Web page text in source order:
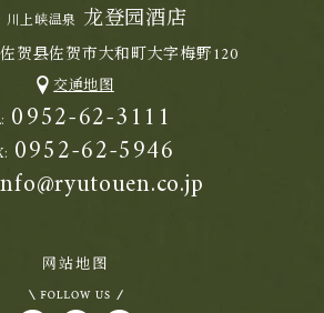
川上峡温泉 龙登园酒店
贺县佐贺市大和町大字梅野120
交通地图
0952-62-3111
0952-62-5946
网站地图